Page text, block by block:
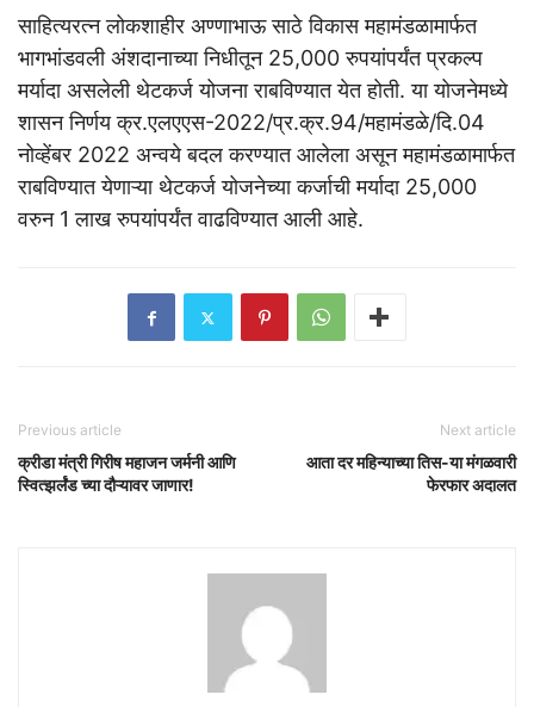
साहित्यरत्न लोकशाहीर अण्णाभाऊ साठे विकास महामंडळामार्फत
भागभांडवली अंशदानाच्या निधीतून 25,000 रुपयांपर्यंत प्रकल्प
मर्यादा असलेली थेटकर्ज योजना राबविण्यात येत होती. या योजनेमध्ये
शासन निर्णय क्र.एलएएस-2022/प्र.क्र.94/महामंडळे/दि.04
नोव्हेंबर 2022 अन्वये बदल करण्यात आलेला असून महामंडळामार्फत
राबविण्यात येणाऱ्या थेटकर्ज योजनेच्या कर्जाची मर्यादा 25,000
वरुन 1 लाख रुपयांपर्यंत वाढविण्यात आली आहे.
Previous article
क्रीडा मंत्री गिरीष महाजन जर्मनी आणि
स्वित्झर्लंड च्या दौऱ्यावर जाणार!
Next article
आता दर महिन्याच्या तिस-या मंगळवारी
फेरफार अदालत